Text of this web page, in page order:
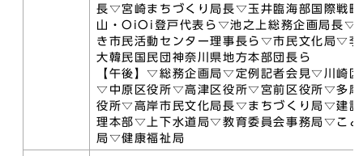
長▽宮崎まちづくり局長▽玉井臨海部国際戦
山・OiOi登戸代表ら▽池之上総務企画局長▽
き市民活動センター理事長ら▽市民文化局▽
大韓民国民団神奈川県地方本部団長ら
【午後】▽総務企画局▽定例記者会見▽川崎
▽中原区役所▽高津区役所▽宮前区役所▽多
役所▽高岸市民文化局長▽まちづくり局▽建
理本部▽上下水道局▽教育委員会事務局▽こ
局▽健康福祉局